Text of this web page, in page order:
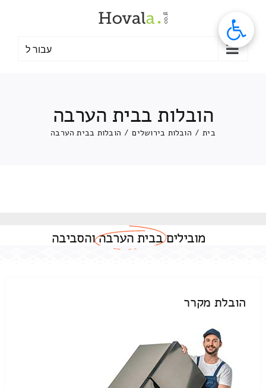
עבור ל
הובלות בבית הערבה
בית / הובלות בירושלים / הובלות בבית הערבה
מוביליםבבית הערבהוהסביבה
הובלת מקרר